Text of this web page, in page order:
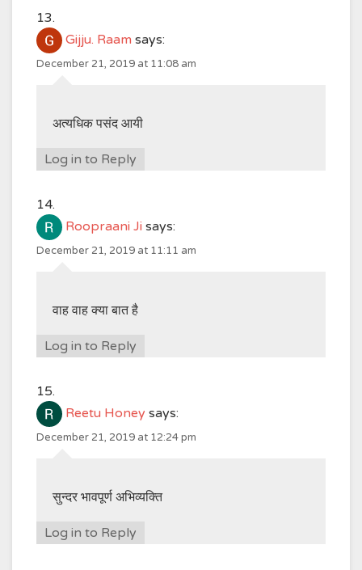
Gijju. Raam says:
December 21, 2019 at 11:08 am
अत्यधिक पसंद आयी
Log in to Reply
Roopraani Ji says:
December 21, 2019 at 11:11 am
वाह वाह क्या बात है
Log in to Reply
Reetu Honey says:
December 21, 2019 at 12:24 pm
सुन्दर भावपूर्ण अभिव्यक्ति
Log in to Reply